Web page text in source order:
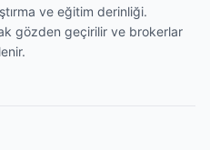
ve eğitim derinliği.
gözden geçirilir ve brokerlar